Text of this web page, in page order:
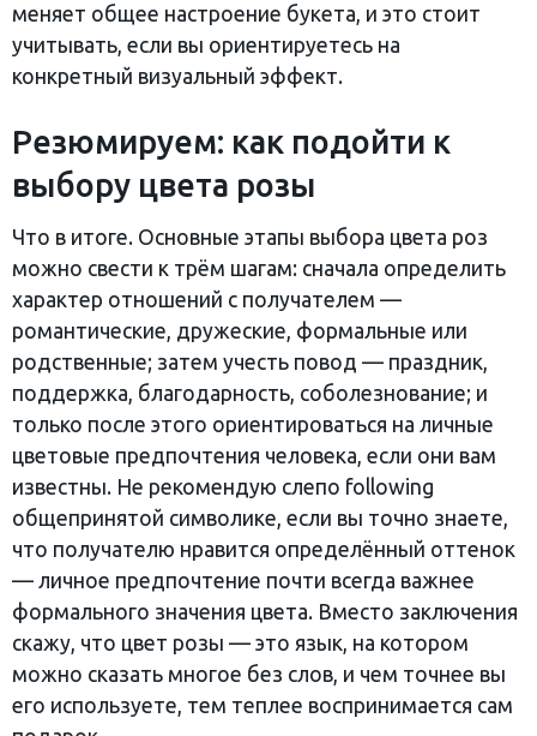
меняет общее настроение букета, и это стоит
учитывать, если вы ориентируетесь на
конкретный визуальный эффект.
Резюмируем: как подойти к
выбору цвета розы
Что в итоге. Основные этапы выбора цвета роз
можно свести к трём шагам: сначала определить
характер отношений с получателем —
романтические, дружеские, формальные или
родственные; затем учесть повод — праздник,
поддержка, благодарность, соболезнование; и
только после этого ориентироваться на личные
цветовые предпочтения человека, если они вам
известны. Не рекомендую слепо following
общепринятой символике, если вы точно знаете,
что получателю нравится определённый оттенок
— личное предпочтение почти всегда важнее
формального значения цвета. Вместо заключения
скажу, что цвет розы — это язык, на котором
можно сказать многое без слов, и чем точнее вы
его используете, тем теплее воспринимается сам